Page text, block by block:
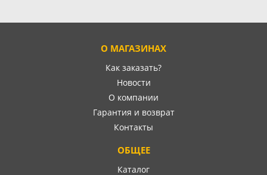
О МАГАЗИНАХ
Как заказать?
Новости
О компании
Гарантия и возврат
Контакты
ОБЩЕЕ
Каталог